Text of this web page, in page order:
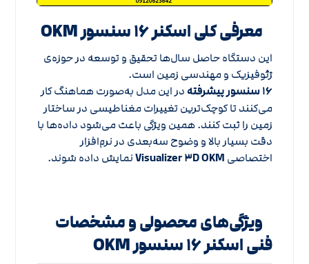
معرفی کلی اسکنر ۱۶ سنسور OKM
این دستگاه حاصل سال‌ها تحقیق و توسعه در حوزه‌ی
ژئوفیزیک و مهندسی زمین است.
۱۶ سنسور پیشرفته
در این مدل به‌صورت هماهنگ کار
می‌کنند تا کوچک‌ترین تغییرات مغناطیسی در ساختار
زمین را ثبت کنند. همین ویژگی باعث می‌شود داده‌ها با
دقت بسیار بالا و وضوح سه‌بعدی در نرم‌افزار
اختصاصی Visualizer ۳D OKMنمایش داده شوند.
ویژگی‌های محصولی و مشخصات
فنی اسکنر ۱۶ سنسور OKM